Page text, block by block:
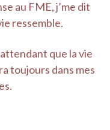
au FME, j’me dit
ressemble.
que la vie
toujours dans mes